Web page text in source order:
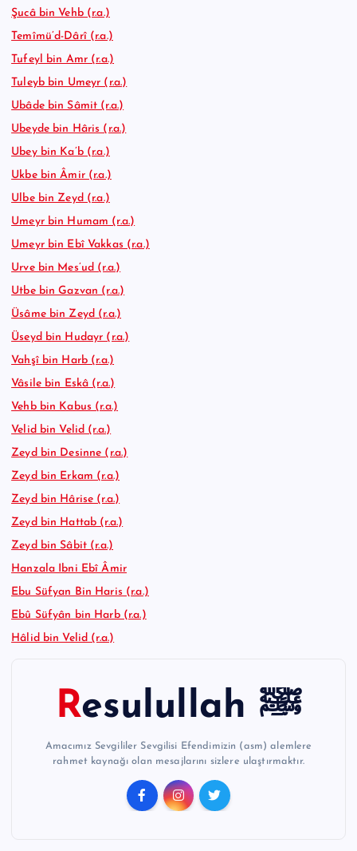
Şucâ bin Vehb (r.a.)
Temîmü’d-Dârî (r.a.)
Tufeyl bin Amr (r.a.)
Tuleyb bin Umeyr (r.a.)
Ubâde bin Sâmit (r.a.)
Ubeyde bin Hâris (r.a.)
Ubey bin Ka’b (r.a.)
Ukbe bin Âmir (r.a.)
Ulbe bin Zeyd (r.a.)
Umeyr bin Humam (r.a.)
Umeyr bin Ebî Vakkas (r.a.)
Urve bin Mes’ud (r.a.)
Utbe bin Gazvan (r.a.)
Üsâme bin Zeyd (r.a.)
Üseyd bin Hudayr (r.a.)
Vahşî bin Harb (r.a.)
Vâsile bin Eskâ (r.a.)
Vehb bin Kabus (r.a.)
Velid bin Velid (r.a.)
Zeyd bin Desinne (r.a.)
Zeyd bin Erkam (r.a.)
Zeyd bin Hârise (r.a.)
Zeyd bin Hattab (r.a.)
Zeyd bin Sâbit (r.a.)
Hanzala Ibni Ebî Âmir
Ebu Süfyan Bin Haris (r.a.)
Ebû Süfyân bin Harb (r.a.)
Hâlid bin Velid (r.a.)
Resulullah ﷺ
Amacımız Sevgililer Sevgilisi Efendimizin (asm) alemlere
rahmet kaynağı olan mesajlarını sizlere ulaştırmaktır.